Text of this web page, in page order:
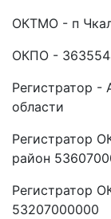
ОКТМО - п
ОКПО -
Регистратор -
области
Регистратор
район
Регистратор
53207000000